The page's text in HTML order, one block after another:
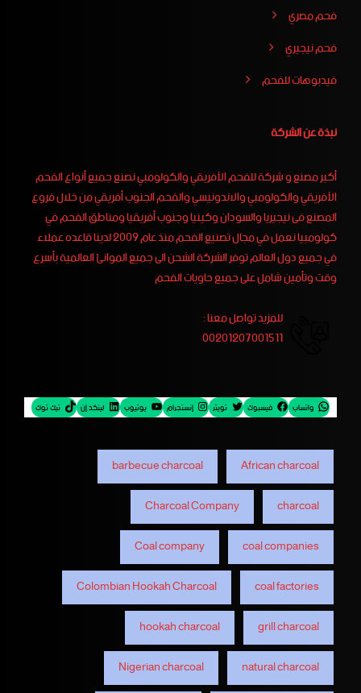
فحم مصري
فحم نيجيري
فيدبوهات للفحم
نبذة عن الشركة
أكبر مصنع و شركة للفحم الأفريقي والكولومبي نصنع جميع أنواع الفحم
الأفريقي والكولومبي والاندونيسي والفحم الجنوب أفريقي من خلال فروع
المصنع فى نيجيريا والسودان وكينيا وجنوب أفريقيا ومناطق الفحم في
كولومبيا نعمل في مجال تصنيع الفحم منذ عام 2009 لدينا قاعده عملاء
في جميع دول العالم توفر الشركة الشحن الى جميع الموانئ العالمية بأسرع
وقت وتأمين شامل على جميع حاويات الفحم
للمزيد تواصل معنا :
00201207001511
واتساب فيسبوك تويتر إنستجرام يوتيوب لينكد إن تيك توك
African charcoal
barbecue charcoal
charcoal
Charcoal Company
coal companies
Coal company
coal factories
Colombian Hookah Charcoal
grill charcoal
hookah charcoal
natural charcoal
Nigerian charcoal